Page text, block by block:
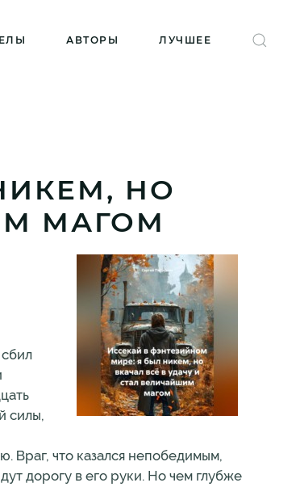
АВТОРЫ ЛУЧШЕЕ
НО
МАГОМ
силы,
Враг, что казался непобедимым,
дорогу в его руки. Но чем глубже